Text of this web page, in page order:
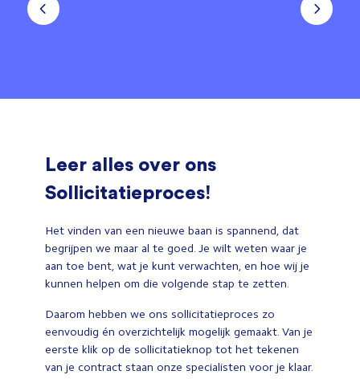
Leer alles over ons
Sollicitatieproces!
Het vinden van een nieuwe baan is spannend, dat
begrijpen we maar al te goed. Je wilt weten waar je
aan toe bent, wat je kunt verwachten, en hoe wij je
kunnen helpen om die volgende stap te zetten.
Daarom hebben we ons sollicitatieproces zo
eenvoudig én overzichtelijk mogelijk gemaakt. Van je
eerste klik op de sollicitatieknop tot het tekenen
van je contract staan onze specialisten voor je klaar.